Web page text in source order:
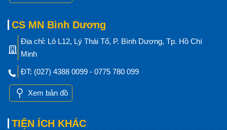
CS MN Bình Dương
Địa chỉ: Lô L12, Lý Thái Tổ, P. Bình Dương, Tp. Hồ Chí
Minh
ĐT: (027) 4388 0099 - 0775 780 099
Xem bản đồ
TIỆN ÍCH KHÁC